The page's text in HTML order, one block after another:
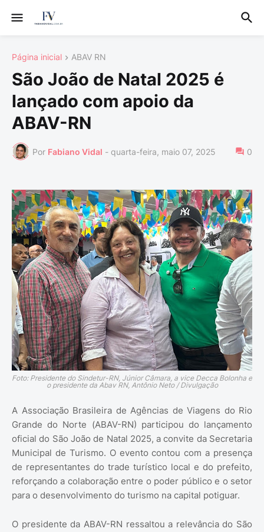
Página inicial ABAV RN
São João de Natal 2025 é
lançado com apoio da
ABAV-RN
Por Fabiano Vidal - quarta-feira, maio 07, 2025 0
Foto: Presidente do Sindetur-RN, Júnior Câmara, a vice Decca Bolonha e
o presidente da Abav RN, Antônio Neto / Divulgação
A Associação Brasileira de Agências de Viagens do Rio
Grande do Norte (ABAV-RN) participou do lançamento
oficial do São João de Natal 2025, a convite da Secretaria
Municipal de Turismo. O evento contou com a presença
de representantes do trade turístico local e do prefeito,
reforçando a colaboração entre o poder público e o setor
para o desenvolvimento do turismo na capital potiguar.
O presidente da ABAV-RN ressaltou a relevância do São